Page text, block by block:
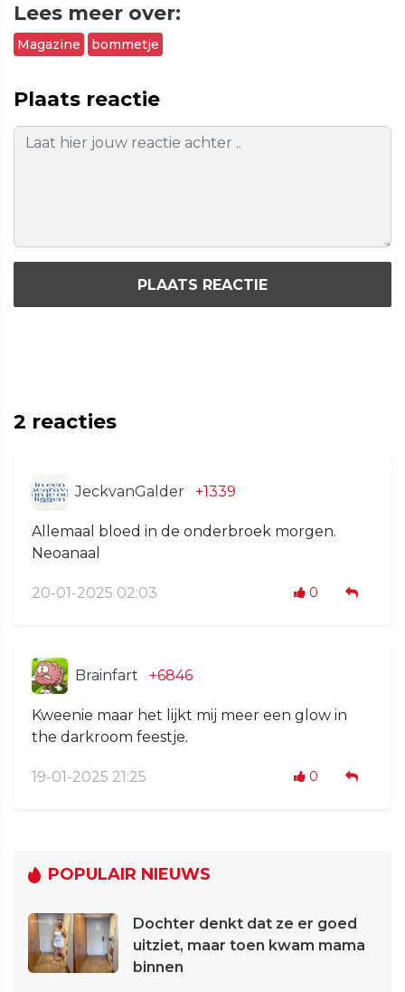
Lees meer over:
Magazine bommetje
Plaats reactie
PLAATS REACTIE
2 reacties
JeckvanGalder +1339
Allemaal bloed in de onderbroek morgen.
Neoanaal
20-01-2025 02:03 0
Brainfart +6846
Kweenie maar het lijkt mij meer een glow in
the darkroom feestje.
19-01-2025 21:25 0
POPULAIR NIEUWS
Dochter denkt dat ze er goed
uitziet, maar toen kwam mama
binnen